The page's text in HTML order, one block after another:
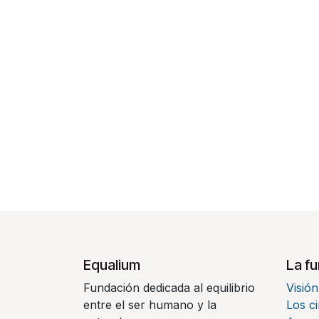
Equalium
Fundación dedicada al equilibrio
entre el ser humano y la
La
Los